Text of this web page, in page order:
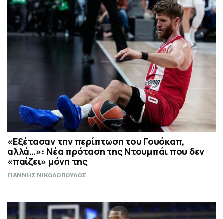
«Εξέτασαν την περίπτωση του Γουόκαπ,
αλλά…»: Νέα πρόταση της Ντουμπάι που δεν
«παίζει» μόνη της
ΓΙΑΝΝΗΣ ΝΙΚΟΛΟΠΟΥΛΟΣ